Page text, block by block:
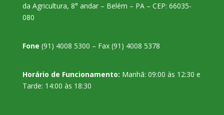
da Agricultura, 8° andar – Belém – PA – CEP: 66035-
080
Fone (91) 4008 5300 – Fax (91) 4008 5378
Horário de Funcionamento: Manhã: 09:00 às 12:30 e
Tarde: 14:00 às 18:30